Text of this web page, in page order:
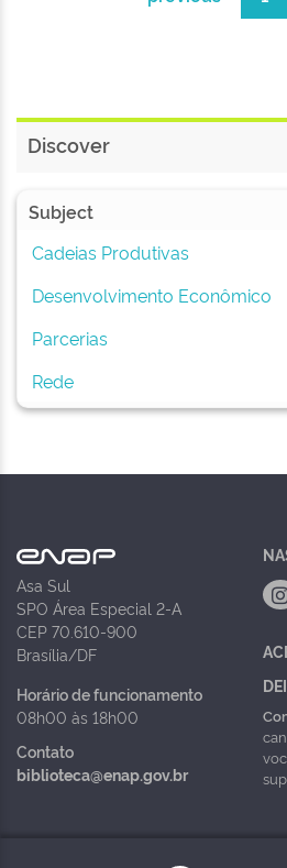
Discover
Subject
Cadeias Produtivas
Desenvolvimento Econômico
Parcerias
Rede
Asa Sul
SPO Área Especial 2-A
CEP 70.610-900
Brasília/DF
Horário de funcionamento
08h00 às 18h00
Contato
biblioteca@enap.gov.br